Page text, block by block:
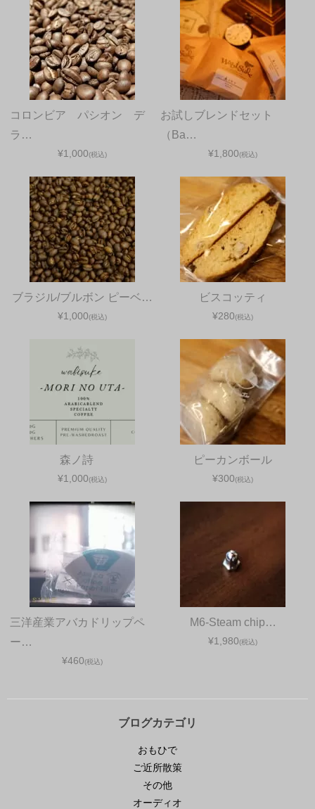
コロンビア パシオン デ
ラ…
¥1,000(税込)
お試しブレンドセット
（Ba…
¥1,800(税込)
ブラジル/ブルボン ピーベ…
¥1,000(税込)
ビスコッティ
¥280(税込)
森ノ詩
¥1,000(税込)
ピーカンボール
¥300(税込)
三洋産業アバカドリップペ
ー…
¥460(税込)
M6-Steam chip…
¥1,980(税込)
ブログカテゴリ
おもひで
ご近所散策
その他
オーディオ